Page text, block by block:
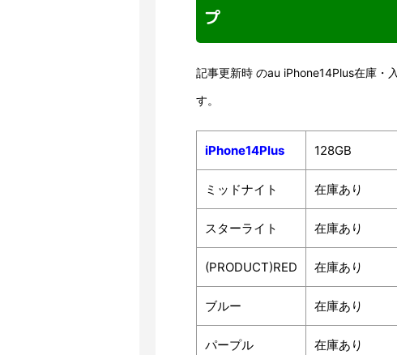
プ
記事更新時 のau iPhone14Plus在庫・
す。
iPhone14Plus 128GB
ミッドナイト 在庫あり
スターライト 在庫あり
(PRODUCT)RED 在庫あり
ブルー 在庫あり
パープル 在庫あり